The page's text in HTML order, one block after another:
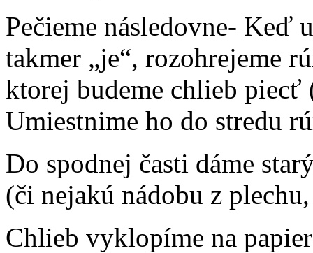
Pečieme následovne- Keď
takmer „je“, rozohrejeme
ktorej budeme chlieb
Umiestnime ho do stredu
Do spodnej časti dáme
(či nejakú nádobu z
Chlieb vyklopíme na